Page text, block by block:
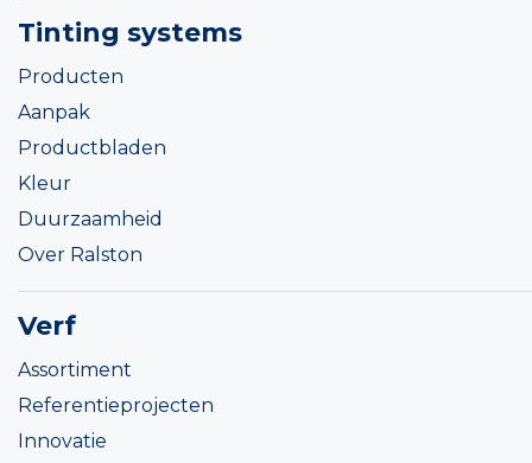
Tinting systems
Producten
Aanpak
Productbladen
Kleur
Duurzaamheid
Over Ralston
Verf
Assortiment
Referentieprojecten
Innovatie